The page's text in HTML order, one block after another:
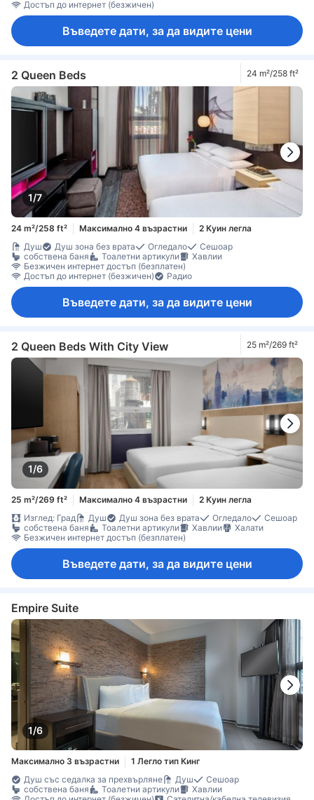
Достъп до интернет (безжичен)
Въведете дати, за да видите цени
2 Queen Beds 24 m²/258 ft²
1/7
24 m²/258 ft² Максимално 4 възрастни
2 Куин легла
Душ
Душ зона без врата Огледало
Сешоар
собствена баня
Тоалетни артикули
Хавлии
Безжичен интернет достъп (безплатен)
Достъп до интернет (безжичен)
Радио
Въведете дати, за да видите цени
2 Queen Beds With City View 25 m²/269 ft²
1/6
25 m²/269 ft² Максимално 4 възрастни
2 Куин легла
Изглед: Град
Душ Душ зона без врата Огледало
Сешоар
собствена баня
Тоалетни артикули Хавлии
Халати
Безжичен интернет достъп (безплатен)
Въведете дати, за да видите цени
Empire Suite
1/6
Максимално 3 възрастни
1 Легло тип Кинг
Душ със седалка за прехвърляне
Душ
Сешоар
собствена баня
Тоалетни артикули
Хавлии